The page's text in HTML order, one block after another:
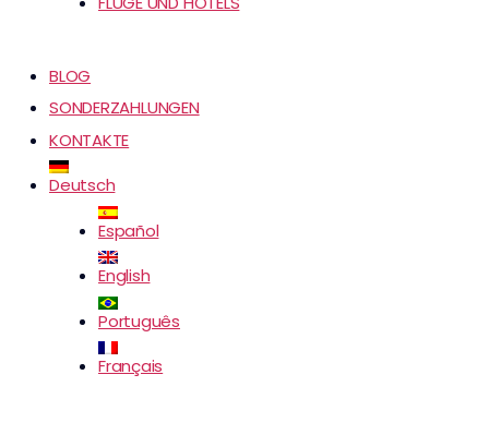
BLOG
SONDERZAHLUNGEN
KONTAKTE
Deutsch
Español
English
Português
Français